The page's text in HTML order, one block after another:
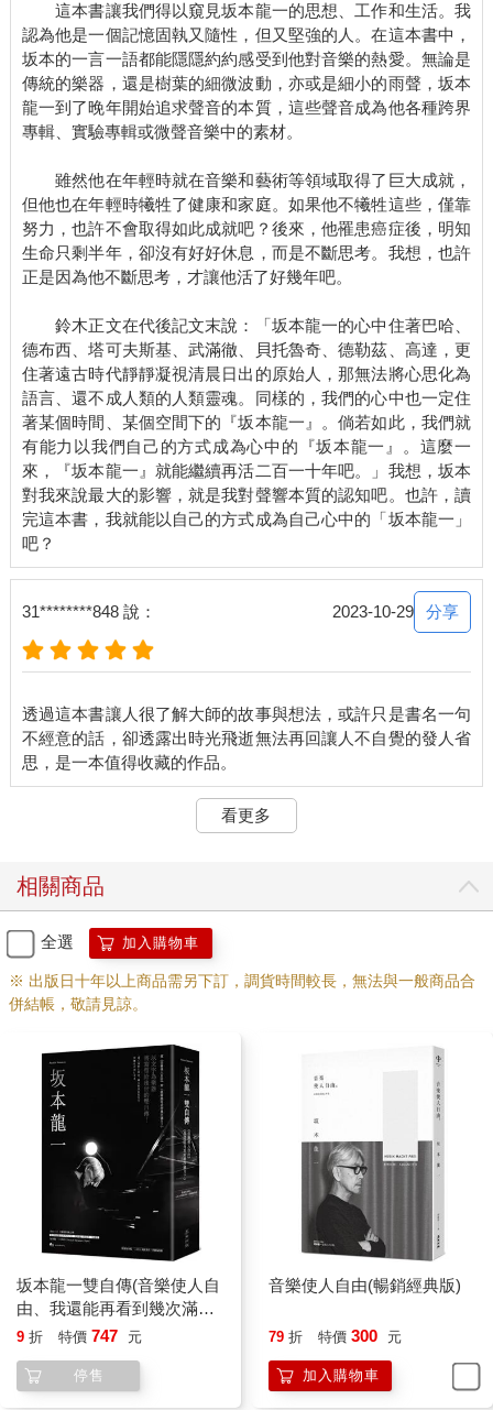
象。譫妄大概有一個星期斷斷續續發生，連醫生也束手無策。
最嚴重的一次是手術隔天，我一睜開眼睛，就覺得自己不知
為何住在韓國的醫院裡，也不是在首爾，而是在大城市之外的地
區醫院。我匯聚所有能想到的各種片段知識，拚命想要用韓語與
護理師溝通，但我也不明白意思有沒有傳達到。
在此期間，我想說這些應該是韓國人的護理師怎麼日語都這
許多韓劇的影響。
另外還有一次經驗是，明明才剛動完手術，我發訊息給助理
說：「我快趕不上會議了。」事實上我當時雙手都掛著點滴，身
體根本無法自由行動，訊息還打了很多錯字。助理也嚇了一跳，
怎麼在住院的我一大早突然傳訊息過來。
在譫妄期間不斷在腦中反覆播放，真是讓人無處可逃地鬱悶，簡
直覺得快要發瘋了。這廣告我絕對算不上喜愛，而且也是非常久
以前看的，為什麼會突然跳出來呢？我也覺得再奇妙不過。
還有一次非常可怕的譫妄情境。我的電腦被駭客從暗網入
侵，雖然用盡我全部知道的程式知識想要將之擊退，卻一點用也
沒有。暗網是尋常搜尋引擎無法查詢到、網際網路上龐大的黑暗
世界。
我能夠鮮明地看到電腦畫面被恣意操作，拚了命想要讓它停
下來，打字卻好像打在所謂的空氣鍵盤上，莫名其妙都按了個
空。平常我完全沒想過暗網的事，八成是累積在腦內某處一知半
解的資訊化成了譫妄吧。有三天一直發生這樣的狀況，有時回過
神來才發現自己渾身是汗。
我是第一次碰到譫妄經驗，雖然嚇人，但也讓我有種錯覺，
覺得自己拚一下好像也能寫出連續劇的劇本呢。因為這個契機，
讓我對腦部構造產生了興趣。超現實主義藝術家用自動書寫等實
驚訝地發現，平常的所見所聞在腦中竟然累積如此龐大的資產。
被愛拯救
手術之後護理師對我說：「就算身體疼痛也要盡可能離開床
舖坐到沙發上。」又說：「可以的話請站起身來走動。」在床上
躺久了，因為無法違抗重力，肌力很快就會衰退，即使只躺一星
還是盡可能都坐在沙發上。我必須拄拐杖走到沙發，坐著看看
書、聽聽周遭的聲音、迷迷糊糊打盹。過往飄忽不堅定被稱為擁
有「樹葉般意志」的我，一不留神就會輕鬆地躺在床上，這時倒
是有努力堅持住。
外科手術切開的傷口隨著時間過去逐漸復原，疼痛也逐步減
緩。但是接著就為併發症所苦，幾乎每隔一星期就會冒出新的併
發症，整天忙著應對處理。這段期間內我幾乎沒吃什麼飯，體重
掉了十三公斤。
醫生們盡心盡力做出最好的處置，但最關鍵的體力卻跟不
上，身體狀況沒有如預期般逐漸轉好，一直在低檔徘徊。接下來
說不定一輩子都無法出院了……想像著如此黯淡的未來，讓我不
灰心喪志也難。自從發現罹癌，無論我看自己或者別人看我，這
段期間都是公認最痛苦的時期。
再後來，我總算吃得下飯了，卻又抱怨起醫院的食物。雖然
我非常感謝這間醫院，但是餐點實在是難吃到不可思議。等食慾
恢復之後，我很任性地要求把餐點都換成鰻魚飯或豬排飯。
我的伴侶幾乎每天都會來，但因為新冠疫情的關係禁止會
客，無法直接見面說話。於是我們養成了隔著醫院門口一條車道
距離彼此揮手打招呼的習慣。到了傍晚，她會打開手機的手電
的窗戶旁邊也會有一道小小的光點左右搖晃。這也是我的伴侶為
了讓我願意站起來離開床想到的方法。
這本書讓我們得以窺見坂本龍一的思想、工作和生活。我
認為他是一個記憶固執又隨性，但又堅強的人。在這本書中，
坂本的一言一語都能隱隱約約感受到他對音樂的熱愛。無論是
傳統的樂器，還是樹葉的細微波動，亦或是細小的雨聲，坂本
龍一到了晚年開始追求聲音的本質，這些聲音成為他各種跨界
專輯、實驗專輯或微聲音樂中的素材。
雖然他在年輕時就在音樂和藝術等領域取得了巨大成就，
但他也在年輕時犧牲了健康和家庭。如果他不犧牲這些，僅靠
努力，也許不會取得如此成就吧？後來，他罹患癌症後，明知
生命只剩半年，卻沒有好好休息，而是不斷思考。我想，也許
正是因為他不斷思考，才讓他活了好幾年吧。
鈴木正文在代後記文末說：「坂本龍一的心中住著巴哈、
德布西、塔可夫斯基、武滿徹、貝托魯奇、德勒茲、高達，更
住著遠古時代靜靜凝視清晨日出的原始人，那無法將心思化為
語言、還不成人類的人類靈魂。同樣的，我們的心中也一定住
著某個時間、某個空間下的『坂本龍一』。倘若如此，我們就
有能力以我們自己的方式成為心中的『坂本龍一』。這麼一
來，『坂本龍一』就能繼續再活二百一十年吧。」我想，坂本
對我來說最大的影響，就是我對聲響本質的認知吧。也許，讀
完這本書，我就能以自己的方式成為自己心中的「坂本龍一」
31********848 說： 2023-10-29 分享
透過這本書讓人很了解大師的故事與想法，或許只是書名一句
不經意的話，卻透露出時光飛逝無法再回讓人不自覺的發人省
看更多
相關商品
全選 加入購物車
※ 出版日十年以上商品需另下訂，調貨時間較長，無法與一般商品合
併結帳，敬請見諒。
坂本龍一雙自傳(音樂使人自
由、我還能再看到幾次滿
月？限量坂本龍一：OPUS
9 折 特價 747 元
停售
音樂使人自由(暢銷經典版)
79 折 特價 300 元
加入購物車